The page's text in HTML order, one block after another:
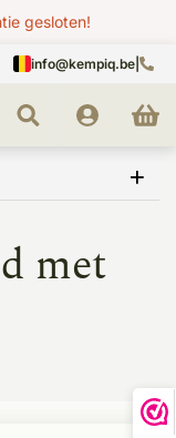
gesloten!
info@kempiq.be
met